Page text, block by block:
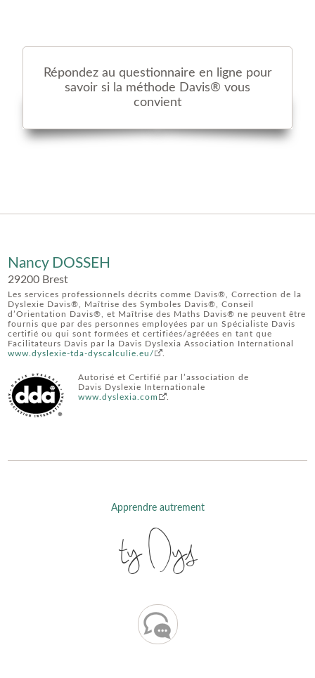
Répondez au questionnaire en ligne pour
savoir si la méthode Davis® vous
convient
Nancy DOSSEH
29200 Brest
Les services professionnels décrits comme Davis®, Correction de la
Dyslexie Davis®, Maîtrise des Symboles Davis®, Conseil
d’Orientation Davis®, et Maîtrise des Maths Davis® ne peuvent être
fournis que par des personnes employées par un Spécialiste Davis
certifié ou qui sont formées et certifiées/agréées en tant que
Facilitateurs Davis par la Davis Dyslexia Association International
www.dyslexie-tda-dyscalculie.eu/
Autorisé et Certifié par l’association de
Davis Dyslexie Internationale
www.dyslexia.com
Apprendre autrement
ty Dys